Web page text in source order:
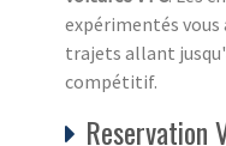
expérimentés
trajets allant
compétitif.
Reservation